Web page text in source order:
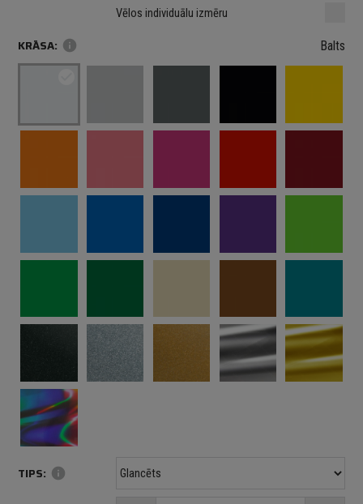
mm mm
Maksimālais izmērs: 1000 mm
Vēlos individuālu izmēru
KRĀSA: info Balts
TIPS: info